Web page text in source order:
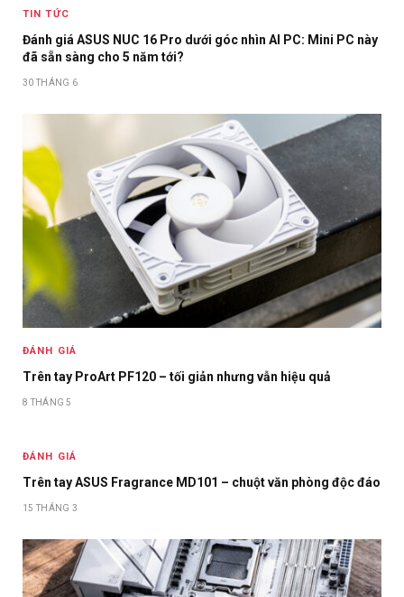
TIN TỨC
Đánh giá ASUS NUC 16 Pro dưới góc nhìn AI PC: Mini PC này
đã sẵn sàng cho 5 năm tới?
30 THÁNG 6
ĐÁNH GIÁ
Trên tay ProArt PF120 – tối giản nhưng vẫn hiệu quả
8 THÁNG 5
ĐÁNH GIÁ
Trên tay ASUS Fragrance MD101 – chuột văn phòng độc đáo
15 THÁNG 3